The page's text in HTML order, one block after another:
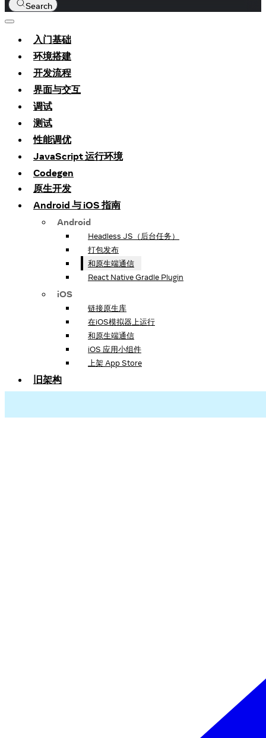
Search
入门基础
环境搭建
开发流程
界面与交互
调试
测试
性能调优
JavaScript 运行环境
Codegen
原生开发
Android 与 iOS 指南
Android
Headless JS（后台任务）
打包发布
和原生端通信
React Native Gradle Plugin
iOS
链接原生库
在iOS模拟器上运行
和原生端通信
iOS 应用小组件
上架 App Store
旧架构